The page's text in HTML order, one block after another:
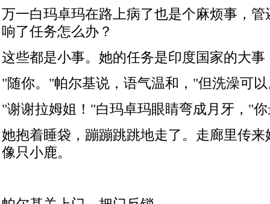
万一白玛卓玛在路上病了也是个麻烦事，
响了任务怎么办？
这些都是小事。她的任务是印度国家的大
"随你。 "帕尔基说，语气温和， "但洗澡可
"谢谢拉姆姐！ "白玛卓玛眼睛弯成月牙， "
她抱着睡袋，蹦蹦跳跳地走了。走廊里传
像只小鹿。